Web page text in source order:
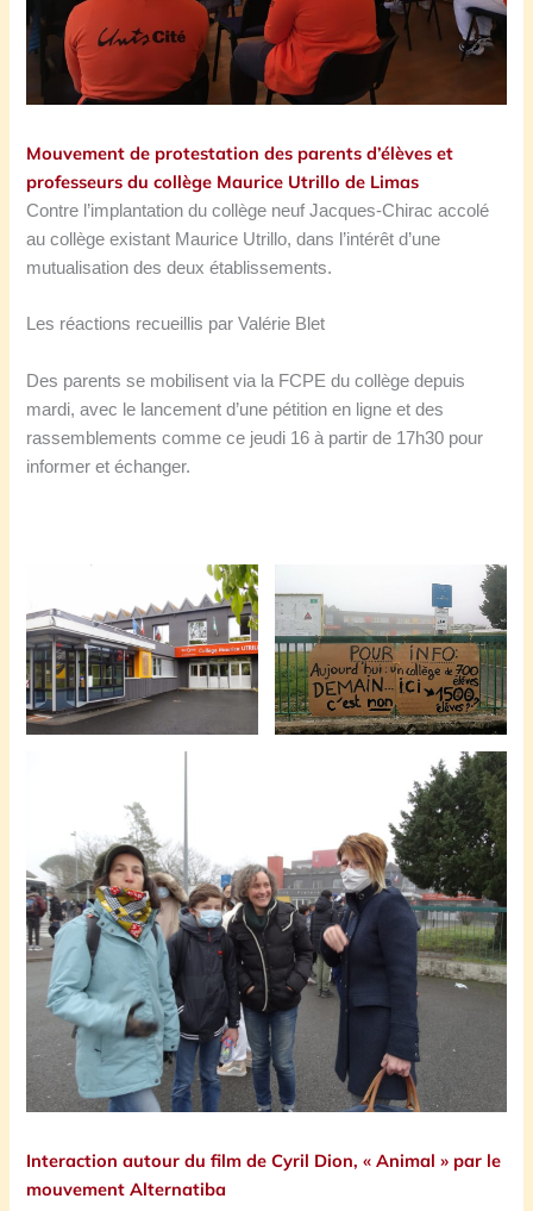
Mouvement de protestation des parents d’élèves et
professeurs du collège Maurice Utrillo de Limas
Contre l’implantation du collège neuf Jacques-Chirac accolé
au collège existant Maurice Utrillo, dans l’intérêt d’une
mutualisation des deux établissements.
Les réactions recueillis par Valérie Blet
Des parents se mobilisent via la FCPE du collège depuis
mardi, avec le lancement d’une pétition en ligne et des
rassemblements comme ce jeudi 16 à partir de 17h30 pour
informer et échanger.
Interaction autour du film de Cyril Dion, « Animal » par le
mouvement Alternatiba